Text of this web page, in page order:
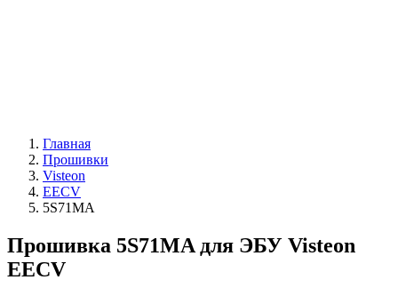
Главная
Прошивки
Visteon
EECV
5S71MA
Прошивка 5S71MA для ЭБУ Visteon
EECV